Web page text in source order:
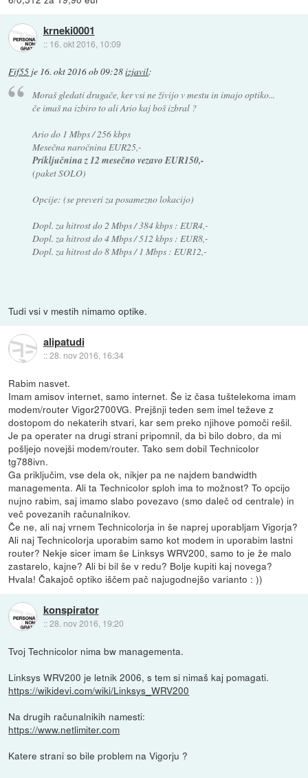
krneki0001
:: 16. okt 2016, 10:09
Fif55 je 16. okt 2016 ob 09:28izjavil:
Moraš gledati drugače, ker vsi ne živijo v mestu in imajo optiko...
če imaš na izbiro to ali Ario kaj boš izbral ?
Ario do 1 Mbps / 256 kbps
Mesečna naročnina EUR25,-
Priključnina z 12 mesečno vezavo EUR150,-
(paket SOLO)
Opcije: (se preveri za posamezno lokacijo)
Dopl. za hitrost do 2 Mbps / 384 kbps : EUR4,-
Dopl. za hitrost do 4 Mbps / 512 kbps : EUR8,-
Dopl. za hitrost do 8 Mbps / 1 Mbps : EUR12,-
Tudi vsi v mestih nimamo optike.
alipatudi
::28. nov 2016, 16:34
Rabim nasvet.
Imam amisov internet, samo internet. Še iz časa tuštelekoma imam
modem/router Vigor2700VG. Prejšnji teden sem imel teževe z
dostopom do nekaterih stvari, kar sem preko njihove pomoči rešil.
Je pa operater na drugi strani pripomnil, da bi bilo dobro, da mi
pošljejo novejši modem/router. Tako sem dobil Technicolor
tg788ivn.
Ga priključim, vse dela ok, nikjer pa ne najdem bandwidth
managementa. Ali ta Technicolor sploh ima to možnost? To opcijo
nujno rabim, saj imamo slabo povezavo (smo daleč od centrale) in
več povezanih računalnikov.
Če ne, ali naj vrnem Technicolorja in še naprej uporabljam Vigorja?
Ali naj Technicolorja uporabim samo kot modem in uporabim lastni
router? Nekje sicer imam še Linksys WRV200, samo to je že malo
zastarelo, kajne? Ali bi bil še v redu? Bolje kupiti kaj novega?
Hvala! Čakajoč optiko iščem pač najugodnejšo varianto : ))
konspirator
::28. nov 2016, 19:20
Tvoj Technicolor nima bw managementa.
Linksys WRV200 je letnik 2006, s tem si nimaš kaj pomagati.
https://wikidevi.com/wiki/Linksys_WRV200
Na drugih računalnikih namesti:
https://www.netlimiter.com
Katere strani so bile problem na Vigorju ?